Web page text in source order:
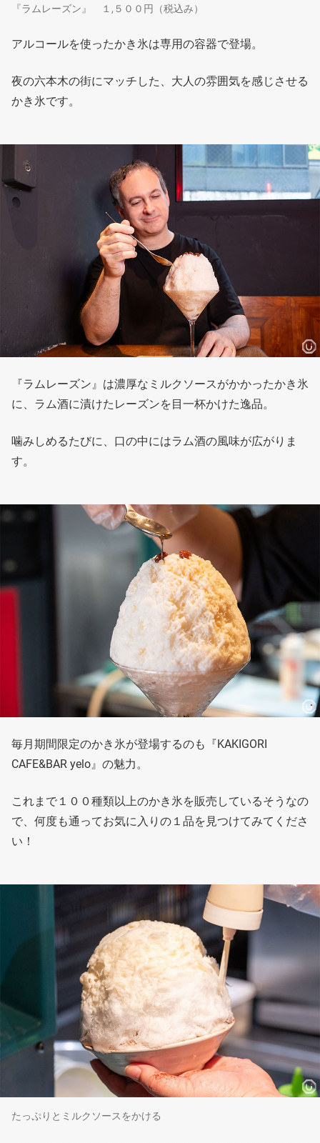
『ラムレーズン』 １,５００円（税込み）
アルコールを使ったかき氷は専用の容器で登場。
夜の六本木の街にマッチした、大人の雰囲気を感じさせる
かき氷です。
『ラムレーズン』は濃厚なミルクソースがかかったかき氷
に、ラム酒に漬けたレーズンを目一杯かけた逸品。
噛みしめるたびに、口の中にはラム酒の風味が広がりま
す。
毎月期間限定のかき氷が登場するのも『KAKIGORI
CAFE&BAR yelo』の魅力。
これまで１００種類以上のかき氷を販売しているそうなの
で、何度も通ってお気に入りの１品を見つけてみてくださ
い！
たっぷりとミルクソースをかける